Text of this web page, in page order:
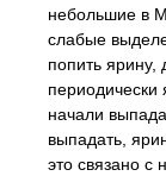
небольшие в
слабые
попить ярину,
периодически
начали
выпадать,
это связано с